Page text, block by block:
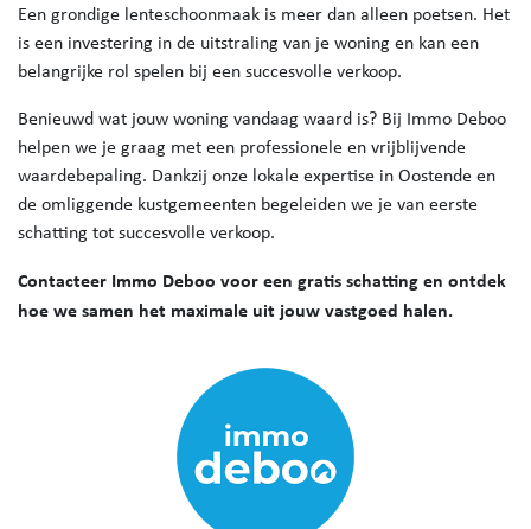
Een grondige lenteschoonmaak is meer dan alleen poetsen. Het
is een investering in de uitstraling van je woning en kan een
belangrijke rol spelen bij een succesvolle verkoop.
Benieuwd wat jouw woning vandaag waard is? Bij Immo Deboo
helpen we je graag met een professionele en vrijblijvende
waardebepaling. Dankzij onze lokale expertise in Oostende en
de omliggende kustgemeenten begeleiden we je van eerste
schatting tot succesvolle verkoop.
Contacteer Immo Deboo voor een gratis schatting en ontdek
hoe we samen het maximale uit jouw vastgoed halen.